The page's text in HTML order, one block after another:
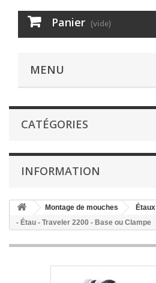
Panier (vide)
MENU
CATÉGORIES
INFORMATION
Montage de mouches Étaux
- Étau - Traveler 2200 - Base ou Clampe